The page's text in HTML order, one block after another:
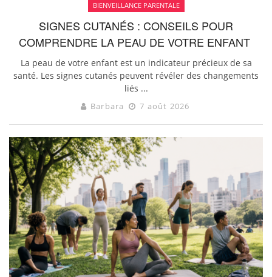
BIENVEILLANCE PARENTALE
SIGNES CUTANÉS : CONSEILS POUR
COMPRENDRE LA PEAU DE VOTRE ENFANT
La peau de votre enfant est un indicateur précieux de sa
santé. Les signes cutanés peuvent révéler des changements
liés ...
Barbara 7 août 2026